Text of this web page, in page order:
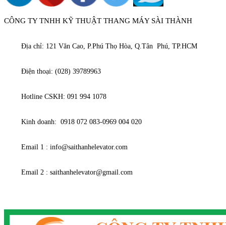
CÔNG TY TNHH KỸ THUẬT THANG MÁY SÀI THÀNH
Địa chỉ: 121 Văn Cao, P.Phú Thọ Hòa, Q.Tân Phú, TP.HCM
Điện thoại: (028) 39789963
Hotline CSKH: 091 994 1078
Kinh doanh: 0918 072 083-0969 004 020
Email 1 : info@saithanhelevator.com
Email 2 : saithanhelevator@gmail.com